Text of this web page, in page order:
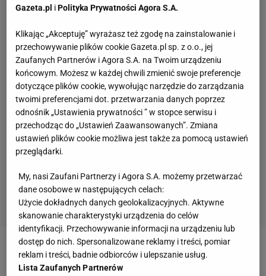
Zobacz wideo
Gazeta.pl iPolityka Prywatności Agora S.A.
Klikając „Akceptuję” wyrażasz też zgodę na zainstalowanie i
przechowywanie plików cookie Gazeta.pl sp. z o.o., jej
Zaufanych Partnerów i Agora S.A. na Twoim urządzeniu
końcowym. Możesz w każdej chwili zmienić swoje preferencje
dotyczące plików cookie, wywołując narzędzie do zarządzania
twoimi preferencjami dot. przetwarzania danych poprzez
odnośnik „Ustawienia prywatności ” w stopce serwisu i
przechodząc do „Ustawień Zaawansowanych”. Zmiana
ustawień plików cookie możliwa jest także za pomocą ustawień
przeglądarki.
My, nasi Zaufani Partnerzy i Agora S.A. możemy przetwarzać
dane osobowe w następujących celach:
Użycie dokładnych danych geolokalizacyjnych. Aktywne
skanowanie charakterystyki urządzenia do celów
identyfikacji. Przechowywanie informacji na urządzeniu lub
dostęp do nich. Spersonalizowane reklamy i treści, pomiar
reklam i treści, badnie odbiorców i ulepszanie usług.
Lista Zaufanych Partnerów